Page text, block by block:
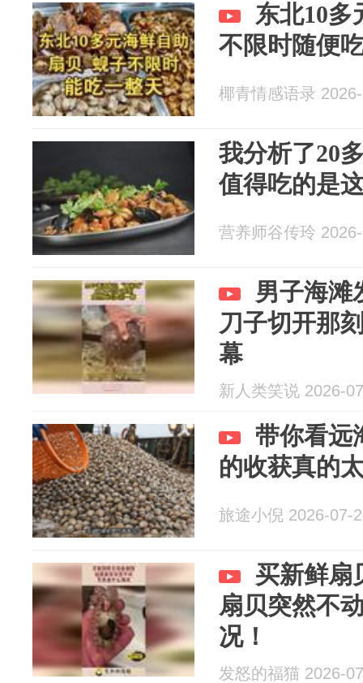
东北10多
不限时随便
椰青情感语录
我分析了20
值得吃的是
营养师谷传玲
男子海滩
刀子切开那
幕
新人类笑说 2026-
带你看远
的收获真的
旅途小倪 2026-07-
买新鲜扇
扇贝突然不
况！
发怒的福猫 2026-